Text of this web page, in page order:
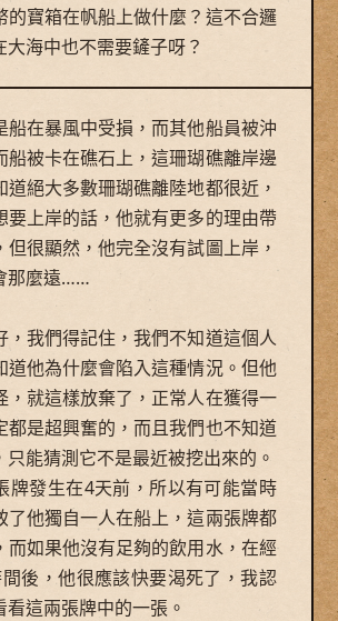
的寶箱在帆船上做什麼？這不合邏
海中也不需要鏟子呀？
船在暴風中受損，而其他船員被沖
船被卡在礁石上，這珊瑚礁離岸邊
道絕大多數珊瑚礁離陸地都很近，
要上岸的話，他就有更多的理由帶
但很顯然，他完全沒有試圖上岸，
那麼遠……
，我們得記住，我們不知道這個人
道他為什麼會陷入這種情況。但他
，就這樣放棄了，正常人在獲得一
都是超興奮的，而且我們也不知道
只能猜測它不是最近被挖出來的。
牌發生在4天前，所以有可能當時
了他獨自一人在船上，這兩張牌都
而如果他沒有足夠的飲用水，在經
後，他很應該快要渴死了，我認
這兩張牌中的一張。